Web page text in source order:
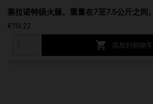
塞拉诺特级火腿。重量在7至7.5公斤之间。
€119.22
 添加到购物车